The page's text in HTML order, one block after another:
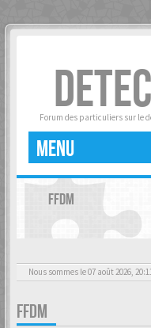
Forum des particuliers sur le
MENU
FFDM
Nous sommes le 07 août 2026,
FFDM